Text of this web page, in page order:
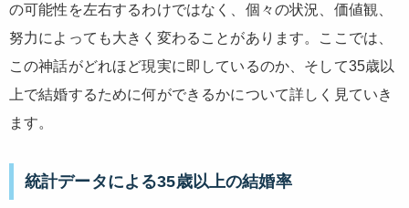
の可能性を左右するわけではなく、個々の状況、価値観、
努力によっても大きく変わることがあります。ここでは、
この神話がどれほど現実に即しているのか、そして35歳以
上で結婚するために何ができるかについて詳しく見ていき
ます。
統計データによる35歳以上の結婚率